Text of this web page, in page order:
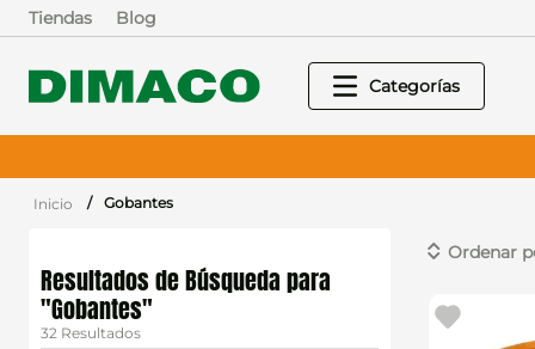
Tiendas Blog
Gobantes
Gobantes
32